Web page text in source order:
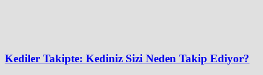
Kediler Takipte: Kediniz Sizi Neden Takip Ediyor?